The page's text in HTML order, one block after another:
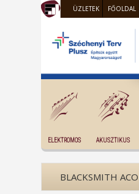
ÜZLETEK FŐOLDAL
ELEKTROMOS AKUSZTIKUS
BLACKSMITH